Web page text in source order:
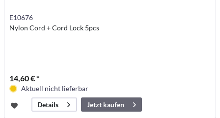
E10676
Nylon Cord + Cord Lock 5pcs
14,60 € *
Aktuell nicht lieferbar
Details
Jetzt kaufen